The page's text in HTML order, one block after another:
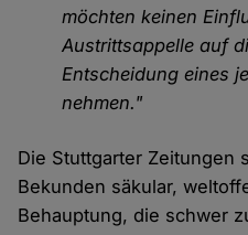
möchten keinen
Austrittsappelle auf
Entscheidung eines
nehmen."
Die Stuttgarter Zeitungen
Bekunden säkular,
Behauptung, die schwer